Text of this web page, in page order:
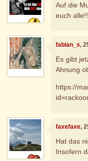
Auf die
euch
fabian_s,
Es gibt
Ahnung
https://
faxefaxe,
Hat das
Insofern